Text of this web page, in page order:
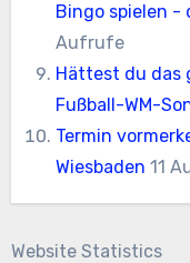
Bingo spielen
Aufrufe
Hättest du das
Fußball-WM-
Termin
Wiesbaden 11
Website Statistics